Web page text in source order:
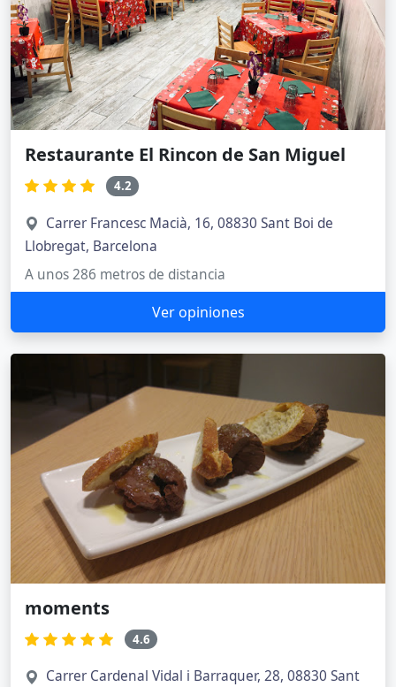
Restaurante El Rincon de San Miguel
4.2
Carrer Francesc Macià, 16, 08830 Sant Boi de
Llobregat, Barcelona
A unos 286 metros de distancia
Ver opiniones
moments
4.6
Carrer Cardenal Vidal i Barraquer, 28, 08830 Sant